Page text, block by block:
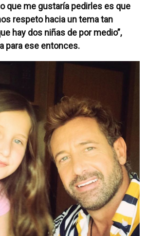
que me gustaría pedirles es que
respeto hacia un tema tan
hay dos niñas de por medio”,
para ese entonces.